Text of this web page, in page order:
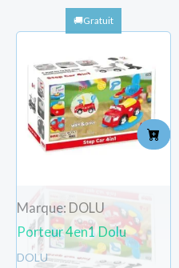
Marque: DOLU
Porteur 4en1 Dolu
DOLU